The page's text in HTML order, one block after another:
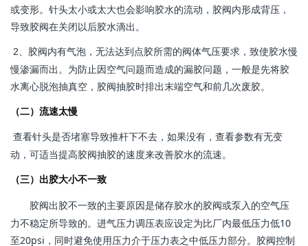
或变形。针头太小或太大也会影响胶水的流动，胶阀内形成背压，
导致胶阀在关闭以后胶水滴出。
2、 胶阀内有气泡，无法达到点胶所需的阀体气压要求，致使胶水慢
慢渗漏而出。为防止因空气问题而造成的漏胶问题，一般是先将胶
水离心脱泡抽真空，胶阀抽胶时排出末端空气和前几次废胶。
（二）流速太慢
查看针头是否堵塞导致推杆下不去，如果没有，查看参数有无变
动，可适当提高胶阀抽胶的速度来改善胶水的流速。
（三）出胶大小不一致
胶阀出胶不一致的主要原因是储存胶水的胶阀或泵入的空气压
力不稳定所导致的。进气压力调压表应设定为比厂内最低压力低10
至20psi，同时避免使用压力介于压力表之中低压力部分。胶阀控制